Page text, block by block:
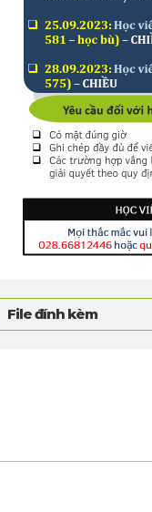
File đính kèm